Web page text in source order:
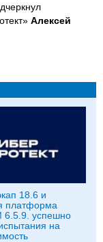
Алексей
18.6 и
платформа
6.5.9. успешно
на